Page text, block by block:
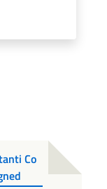
Co